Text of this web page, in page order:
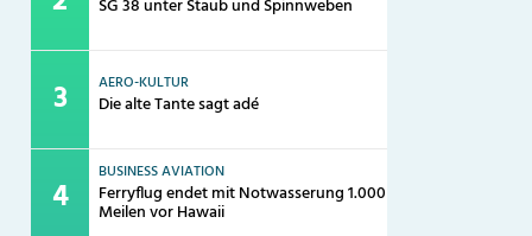
SG 38 unter Staub und Spinnweben
AERO-KULTUR
Die alte Tante sagt adé
BUSINESS AVIATION
Ferryflug endet mit Notwasserung 1.000
Meilen vor Hawaii